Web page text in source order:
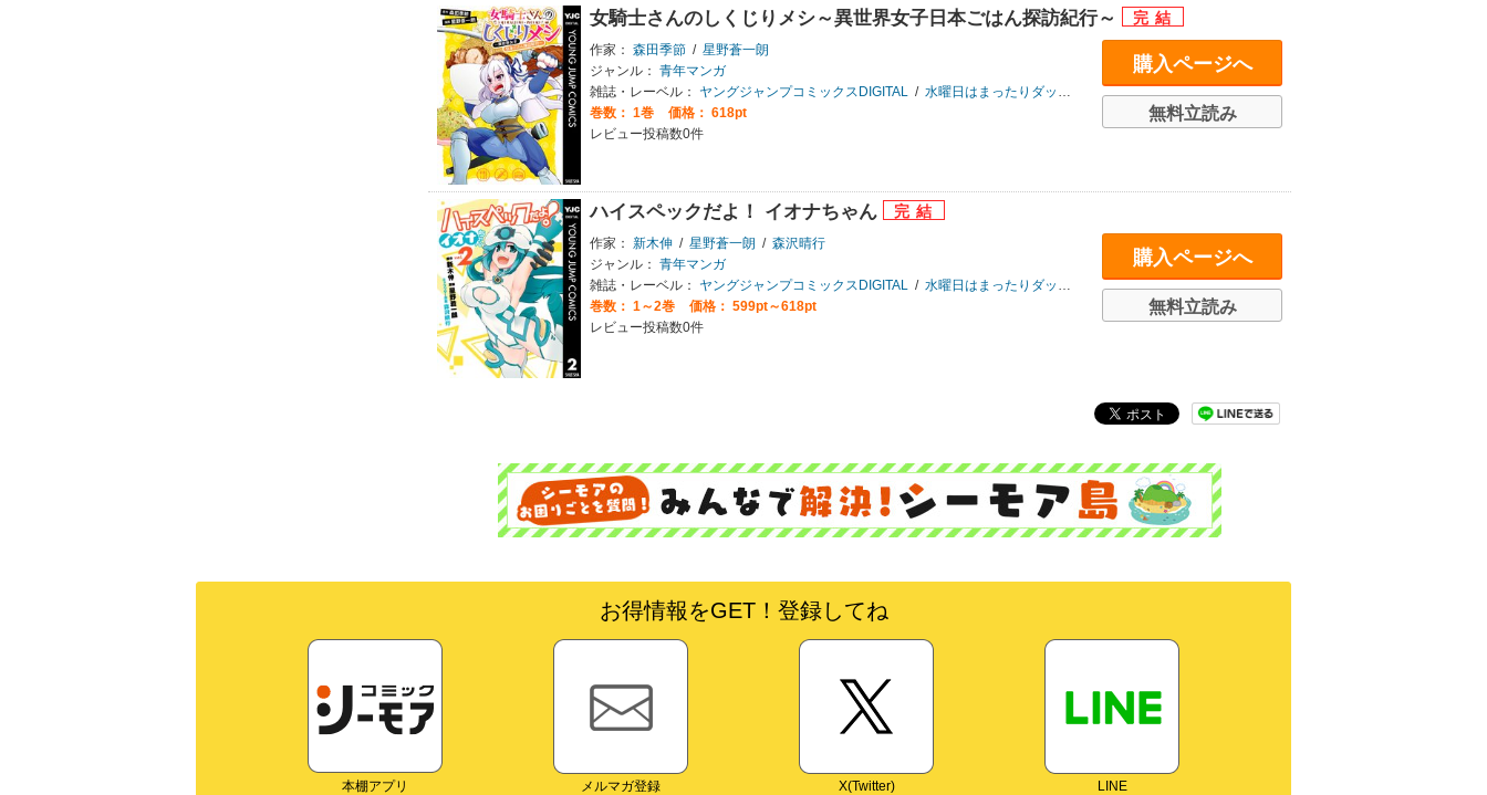
女騎士さんのしくじりメシ～異世界女子日本ごはん探訪紀行～
作家： 森田季節 / 星野蒼一朗
ジャンル： 青年マンガ
雑誌・レーベル：
ヤングジャンプコミックスDIGITAL / 水曜日はまったりダッシュエックスコミック
巻数： 1巻
価格： 618pt
レビュー投稿数0件
購入ページへ
無料立読み
ハイスペックだよ！ イオナちゃん
作家： 新木伸 / 星野蒼一朗 / 森沢晴行
ジャンル： 青年マンガ
雑誌・レーベル：
ヤングジャンプコミックスDIGITAL / 水曜日はまったりダッシュエックスコミック
巻数： 1～2巻
価格： 599pt～618pt
レビュー投稿数0件
購入ページへ
無料立読み
お得情報をGET！登録してね
本棚アプリ メルマガ登録 X(Twitter) LINE